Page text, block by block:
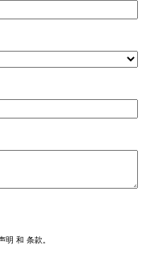
明 和 条款。